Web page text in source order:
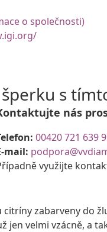
o společnosti)
s
nás
00420 721 639
mail:
využijte
zabarveny do
jen velmi vzácně, a